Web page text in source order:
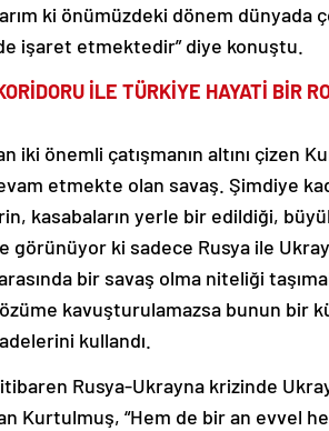
ki önümüzdeki dönem dünyada
işaret etmektedir” diye konuştu.
İLE TÜRKİYE HAYATİ BİR
iki önemli çatışmanın altını çizen
etmekte olan savaş. Şimdiye
kasabaların yerle bir edildiği,
görünüyor ki sadece Rusya ile
bir savaş olma niteliği
kavuşturulamazsa bunun bir
kullandı.
Rusya-Ukrayna krizinde
Kurtulmuş, “Hem de bir an evvel